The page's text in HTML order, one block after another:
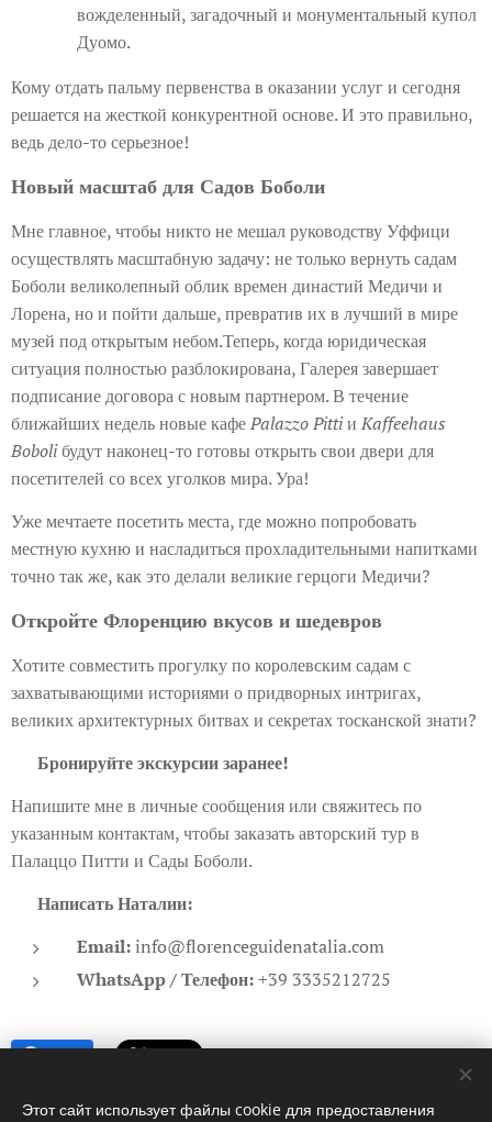
вожделенный, загадочный и монументальный купол
Дуомо.
Кому отдать пальму первенства в оказании услуг и сегодня
решается на жесткой конкурентной основе. И это правильно,
ведь дело-то серьезное!
Новый масштаб для Садов Боболи
Мне главное, чтобы никто не мешал руководству Уффици
осуществлять масштабную задачу: не только вернуть садам
Боболи великолепный облик времен династий Медичи и
Лорена, но и пойти дальше, превратив их в лучший в мире
музей под открытым небом.Теперь, когда юридическая
ситуация полностью разблокирована, Галерея завершает
подписание договора с новым партнером. В течение
ближайших недель новые кафеPalazzo Pittiи Kaffeehaus
Boboliбудут наконец-то готовы открыть свои двери для
посетителей со всех уголков мира. Ура!
Уже мечтаете посетить места, где можно попробовать
местную кухню и насладиться прохладительными напитками
точно так же, как это делали великие герцоги Медичи?
Откройте Флоренцию вкусов и шедевров
Хотите совместить прогулку по королевским садам с
захватывающими историями о придворных интригах,
великих архитектурных битвах и секретах тосканской знати?
Бронируйте экскурсии заранее!
Напишите мне в личные сообщения или свяжитесь по
указанным контактам, чтобы заказать авторский тур в
Палаццо Питти и Сады Боболи.
Написать Наталии:
Email:info@florenceguidenatalia.com
WhatsApp / Телефон:+39 3335212725
Этот сайт использует файлы cookie для предоставления